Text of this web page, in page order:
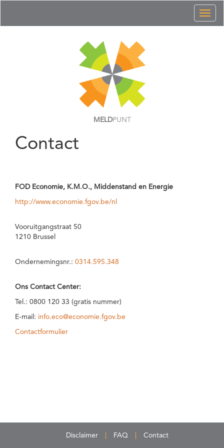
MELDPUNT
Contact
FOD Economie, K.M.O., Middenstand en Energie
http://www.economie.fgov.be/nl
Vooruitgangstraat 50
1210 Brussel
Ondernemingsnr.: 0314.595.348
Ons Contact Center:
Tel.: 0800 120 33 (gratis nummer)
E-mail: info.eco@economie.fgov.be
Contactformulier
Disclaimer FAQ Contact